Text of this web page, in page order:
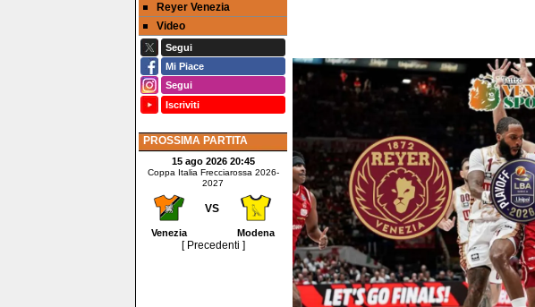
Reyer Venezia
Video
Segui
Mi Piace
Segui
Iscriviti
PROSSIMA PARTITA
15 ago 2026 20:45
Coppa Italia Frecciarossa 2026-
2027
VS
Venezia Modena
[ Precedenti ]